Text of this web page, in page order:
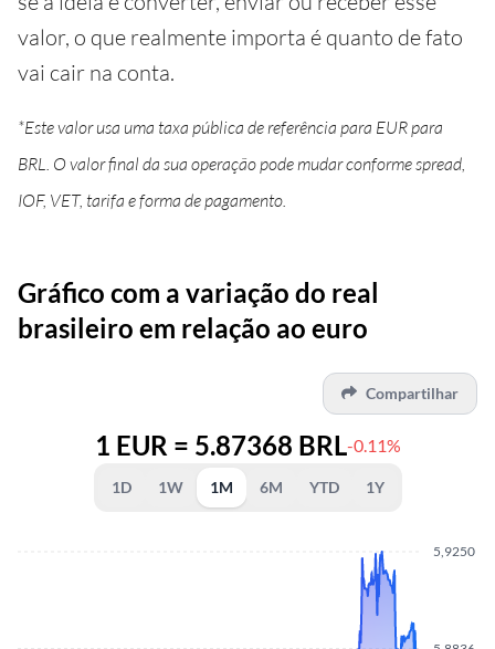
valor, o que realmente importa é quanto de fato
vai cair na conta.
*Este valor usa uma taxa pública de referência para EUR para
BRL. O valor final da sua operação pode mudar conforme spread,
IOF, VET, tarifa e forma de pagamento.
Gráfico com a variação do real
brasileiro em relação ao euro
Compartilhar
1 EUR = 5.87368 BRL-0.11%
1D 1W 1M 6M YTD 1Y
5,9250